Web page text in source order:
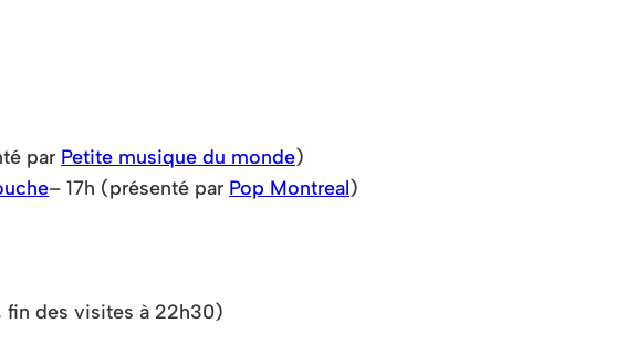
par Petite musique du monde)
– 17h (présenté par Pop Montreal)
fin des visites à 22h30)